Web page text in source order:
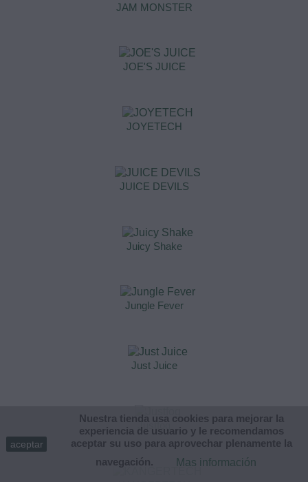
JAM MONSTER
JOE'S JUICE
JOYETECH
JUICE DEVILS
Juicy Shake
Jungle Fever
Just Juice
Justfog
aceptar
Nuestra tienda usa cookies para mejorar la
experiencia de usuario y le recomendamos
aceptar su uso para aprovechar plenamente la
navegación.
Mas información